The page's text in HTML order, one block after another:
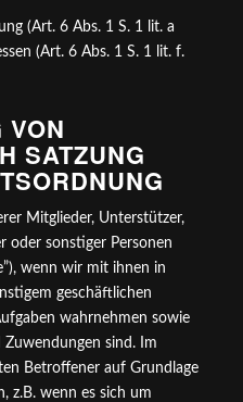
(Art. 6 Abs. 1 S. 1 lit. a
(Art. 6 Abs. 1 S. 1 lit. f.
VON
SATZUNG
Mitglieder, Unterstützer,
oder sonstiger Personen
wenn wir mit ihnen in
geschäftlichen
wahrnehmen sowie
Zuwendungen sind. Im
Betroffener auf Grundlage
z.B. wenn es sich um